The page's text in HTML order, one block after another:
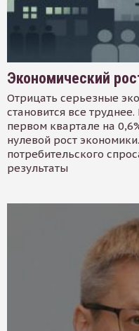
Экономический
Отрицать серьезные
становится все
первом квартале на
нулевой рост
потребительского
результаты